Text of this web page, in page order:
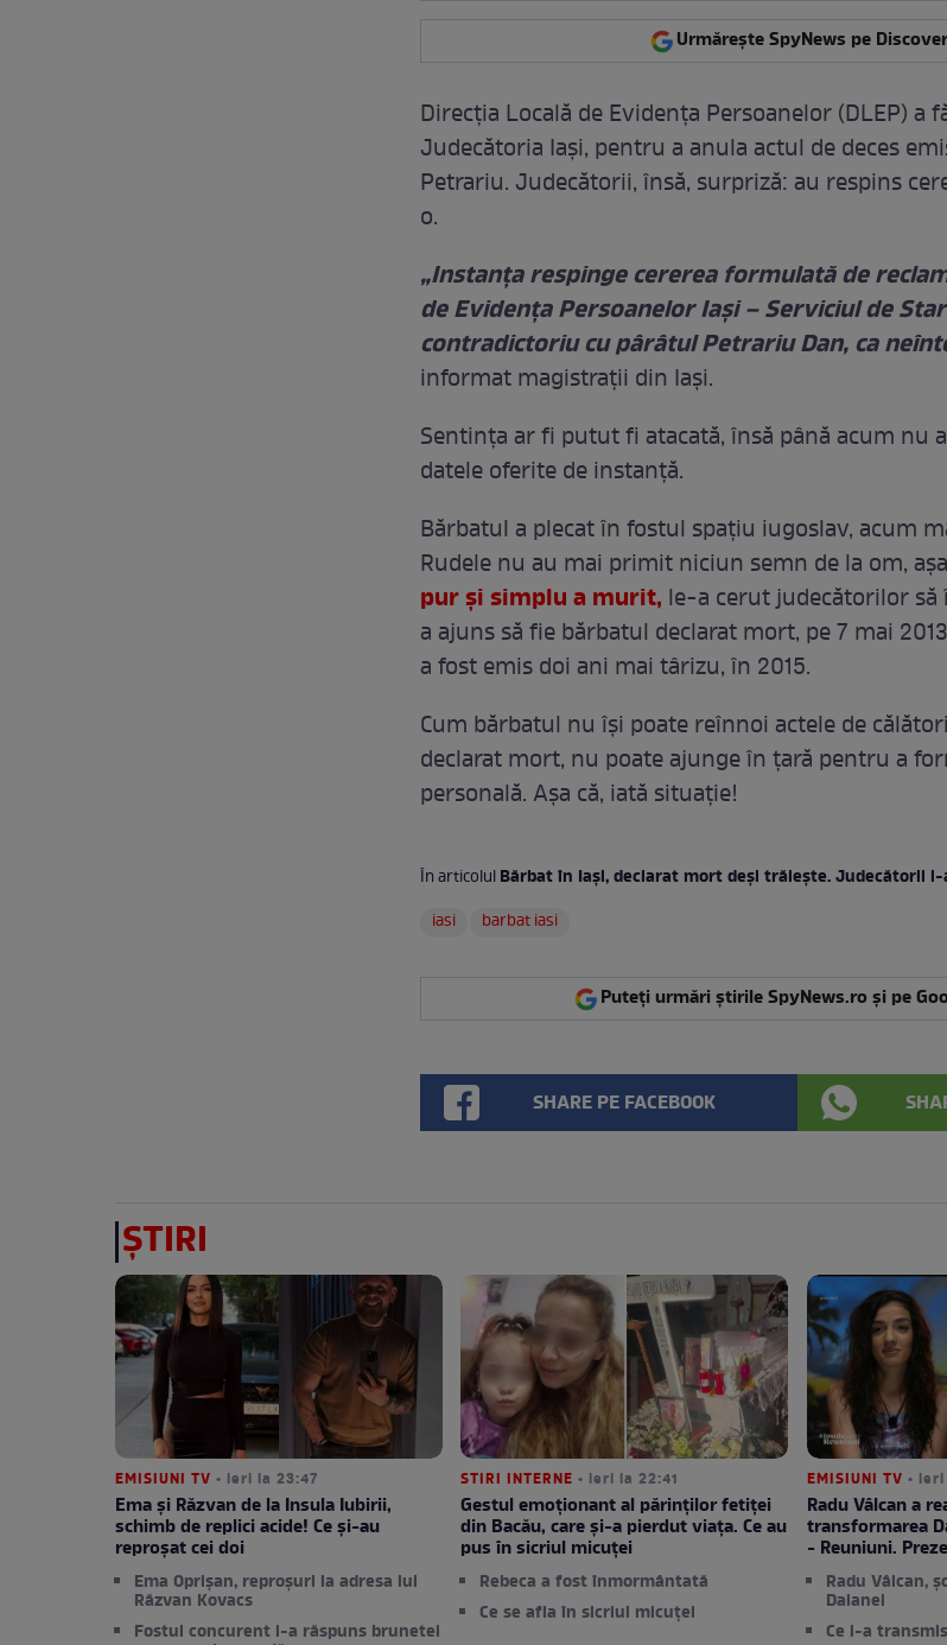
Urmărește SpyNews pe Discover
Direcția Locală de Evidența Persoanelor (DLEP) a
Judecătoria Iași, pentru a anula actul de deces
Petrariu. Judecătorii, însă, surpriză: au respins
o.
„Instanța respinge cererea formulată de
de Evidența Persoanelor Iași – Serviciul de
contradictoriu cu pârâtul Petrariu Dan, ca
informat magistrații din Iași.
Sentința ar fi putut fi atacată, însă până acum nu
datele oferite de instanță.
Bărbatul a plecat în fostul spațiu iugoslav, acum
Rudele nu au mai primit niciun semn de la om,
pur și simplu a murit, le-a cerut judecătorilor să
a ajuns să fie bărbatul declarat mort, pe 7 mai
a fost emis doi ani mai târizu, în 2015.
Cum bărbatul nu își poate reînnoi actele de
declarat mort, nu poate ajunge în țară pentru a
personală. Așa că, iată situație!
În articolulBărbat în Iași, declarat mort deși trăiește. Judecătorii
iasi
barbat iasi
Puteți urmări știrile SpyNews.ro și pe
SHARE PE FACEBOOK
ȘTIRI
EMISIUNI TV • ieri la 23:47
Ema și Răzvan de la Insula Iubirii,
schimb de replici acide! Ce și-au
reproșat cei doi
Ema Oprișan, reproșuri la adresa lui
Răzvan Kovacs
Fostul concurent i-a răspuns brunetei
STIRI INTERNE • ieri la 22:41
Gestul emoționant al părinților fetiței
din Bacău, care și-a pierdut viața. Ce au
pus în sicriul micuței
Rebeca a fost înmormântată
Ce se afla în sicriul micuței
EMISIUNI TV •
Radu Vâlcan a
transformarea
- Reuniuni.
Radu Vâlcan,
Daianei
Ce i-a